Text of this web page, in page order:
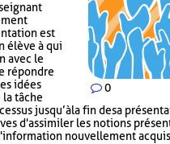
0
est
élève à qui
avec le
répondre
idées
tâche
jusqu’à la fin de sa
d'assimiler les notions
nouvellement